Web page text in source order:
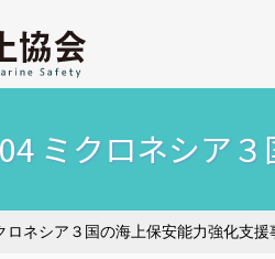
ミクロネシア
ロネシア３国の海上保安能力強化支援